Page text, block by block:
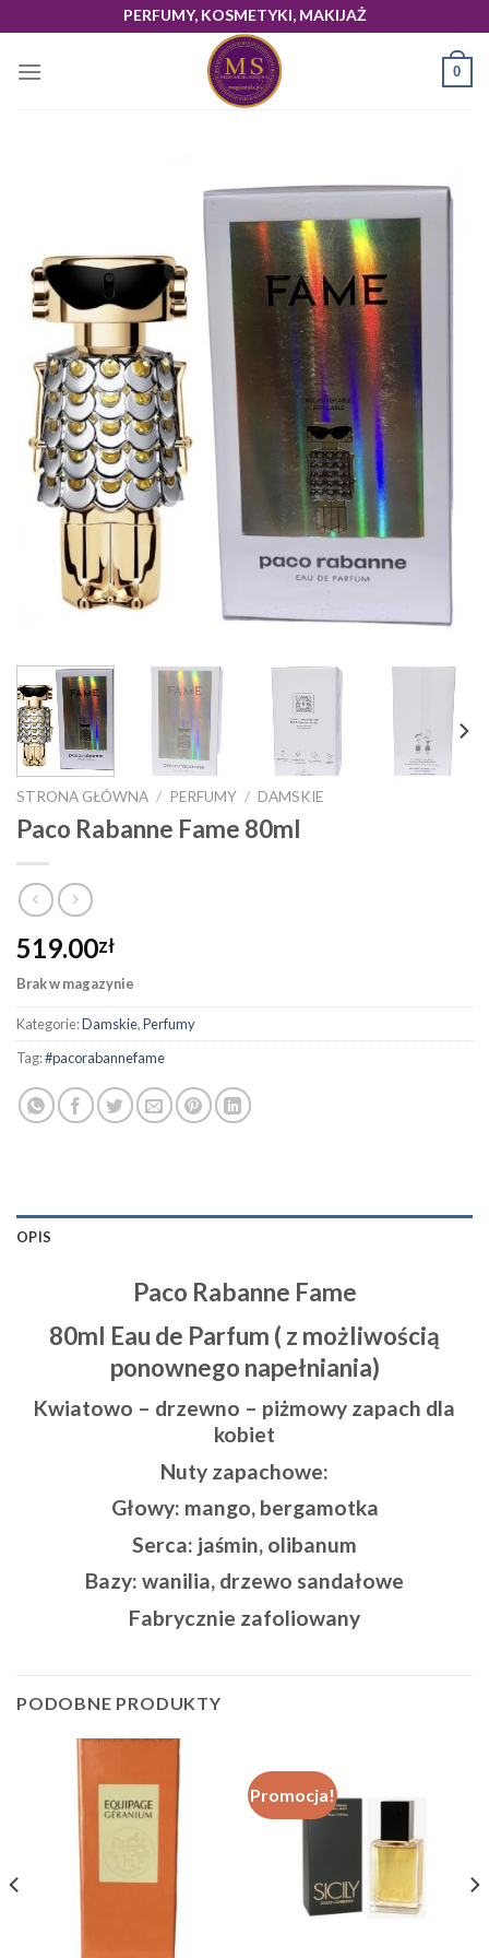
to
content
PERFUMY, KOSMETYKI, MAKIJAŻ
0
STRONA GŁÓWNA / PERFUMY / DAMSKIE
Paco Rabanne Fame 80ml
519.00zł
Brak w magazynie
Kategorie:Damskie,Perfumy
Tag:#pacorabannefame
OPIS
Paco Rabanne Fame
80ml Eau de Parfum ( z możliwością
ponownego napełniania)
Kwiatowo – drzewno – piżmowy zapach dla
kobiet
Nuty zapachowe:
Głowy: mango, bergamotka
Serca: jaśmin, olibanum
Bazy: wanilia, drzewo sandałowe
Fabrycznie zafoliowany
PODOBNE PRODUKTY
Promocja!